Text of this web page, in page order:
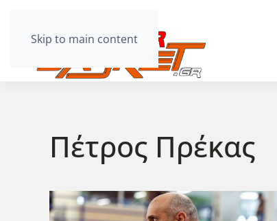
Skip to main content
Πέτρος Πρέκας